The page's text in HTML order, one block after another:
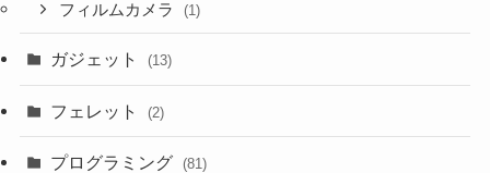
フィルムカメラ (1)
ガジェット (13)
フェレット (2)
プログラミング (81)